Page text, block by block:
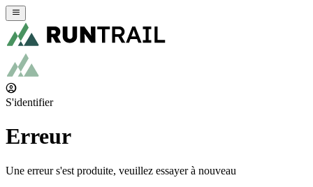
S'identifier
Erreur
Une erreur s'est produite, veuillez essayer à nouveau